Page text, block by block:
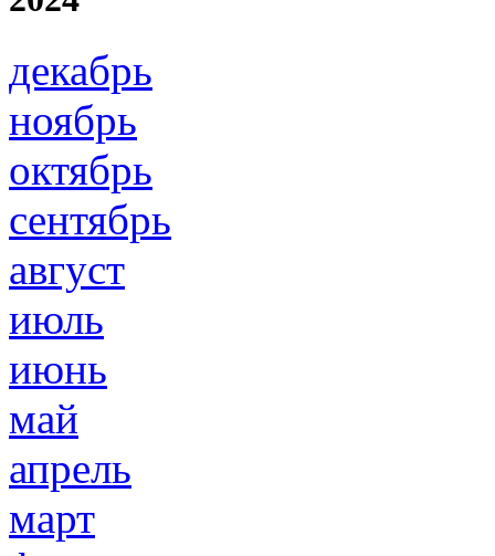
декабрь
ноябрь
октябрь
сентябрь
август
июль
июнь
май
апрель
март